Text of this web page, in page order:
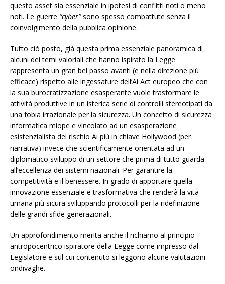
questo asset sia essenziale in ipotesi di conflitti noti o meno
noti. Le guerre “cyber”sono spesso combattute senza il
coinvolgimento della pubblica opinione.
Tutto ciò posto, già questa prima essenziale panoramica di
alcuni dei temi valoriali che hanno ispirato la Legge
rappresenta un gran bel passo avanti (e nella direzione più
efficace) rispetto alle ingessature dell’Ai Act europeo che con
la sua burocratizzazione esasperante vuole trasformare le
attività produttive in un isterica serie di controlli stereotipati da
una fobia irrazionale per la sicurezza. Un concetto di sicurezza
informatica miope e vincolato ad un esasperazione
esistenzialista del rischio Ai più in chiave Hollywood (per
narrativa) invece che scientificamente orientata ad un
diplomatico sviluppo di un settore che prima di tutto guarda
all’eccellenza dei sistemi nazionali. Per garantire la
competitività e il benessere. In grado di apportare quella
innovazione essenziale e trasformativa che renderà la vita
umana più sicura sviluppando protocolli per la ridefinizione
delle grandi sfide generazionali.
Un approfondimento merita anche il richiamo al principio
antropocentrico ispiratore della Legge come impresso dal
Legislatore e sul cui contenuto si leggono alcune valutazioni
ondivaghe.